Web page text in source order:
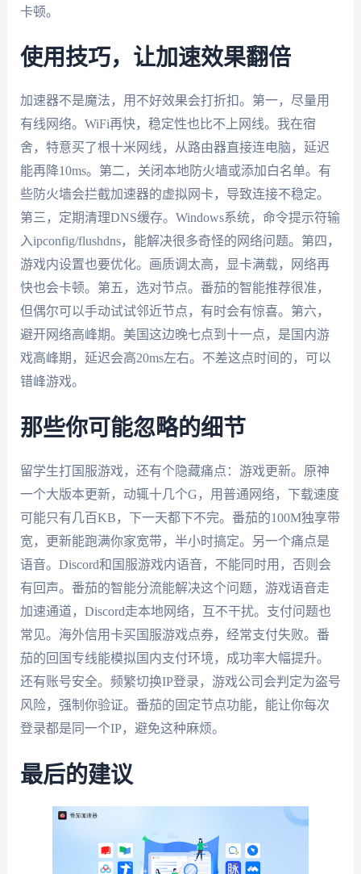
卡顿。
使用技巧，让加速效果翻倍
加速器不是魔法，用不好效果会打折扣。第一，尽量用
有线网络。WiFi再快，稳定性也比不上网线。我在宿
舍，特意买了根十米网线，从路由器直接连电脑，延迟
能再降10ms。第二，关闭本地防火墙或添加白名单。有
些防火墙会拦截加速器的虚拟网卡，导致连接不稳定。
第三，定期清理DNS缓存。Windows系统，命令提示符输
入ipconfig/flushdns，能解决很多奇怪的网络问题。第四，
游戏内设置也要优化。画质调太高，显卡满载，网络再
快也会卡顿。第五，选对节点。番茄的智能推荐很准，
但偶尔可以手动试试邻近节点，有时会有惊喜。第六，
避开网络高峰期。美国这边晚七点到十一点，是国内游
戏高峰期，延迟会高20ms左右。不差这点时间的，可以
错峰游戏。
那些你可能忽略的细节
留学生打国服游戏，还有个隐藏痛点：游戏更新。原神
一个大版本更新，动辄十几个G，用普通网络，下载速度
可能只有几百KB，下一天都下不完。番茄的100M独享带
宽，更新能跑满你家宽带，半小时搞定。另一个痛点是
语音。Discord和国服游戏内语音，不能同时用，否则会
有回声。番茄的智能分流能解决这个问题，游戏语音走
加速通道，Discord走本地网络，互不干扰。支付问题也
常见。海外信用卡买国服游戏点券，经常支付失败。番
茄的回国专线能模拟国内支付环境，成功率大幅提升。
还有账号安全。频繁切换IP登录，游戏公司会判定为盗号
风险，强制你验证。番茄的固定节点功能，能让你每次
登录都是同一个IP，避免这种麻烦。
最后的建议